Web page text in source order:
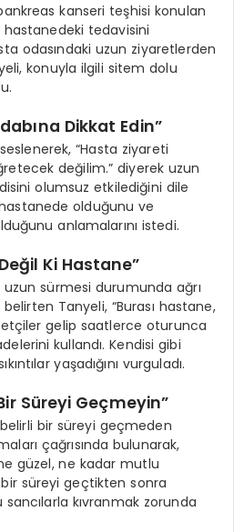
kanseri teşhisi konulan
tedavisini
odasındaki uzun ziyaretlerden
konuyla ilgili sitem dolu
Dikkat Edin”
“Hasta ziyareti
değilim.” diyerek uzun
olumsuz etkilediğini dile
olduğunu ve
anlamalarını istedi.
Ki Hastane”
sürmesi durumunda ağrı
belirten Tanyeli, “Burası hastane,
gelip saatlerce oturunca
kullandı. Kendisi gibi
yaşadığını vurguladı.
Süreyi Geçmeyin”
bir süreyi geçmeden
çağrısında bulunarak,
güzel, ne kadar mutlu
süreyi geçtikten sonra
kıvranmak zorunda